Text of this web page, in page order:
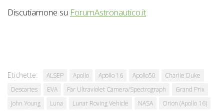
Discutiamone su ForumAstronautico.it
Etichette: ALSEP Apollo Apollo 16 Apollo50
Charlie Duke
Descartes
EVA Far Ultraviolet Camera/Spectrograph
Grand Prix
John Young
Luna Lunar Roving Vehicle NASA
Orion (Apollo 16)